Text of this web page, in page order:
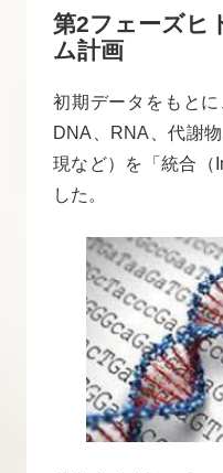
第2フェーズヒ
ム計画
初期データをもと
DNA、RNA、代謝
現など）を「統合（
した。